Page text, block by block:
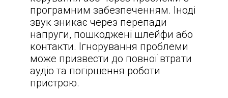
програмним забезпеченням. Іноді
звук зникає через перепади
напруги, пошкоджені шлейфи або
контакти. Ігнорування проблеми
може призвести до повної втрати
аудіо та погіршення роботи
пристрою.